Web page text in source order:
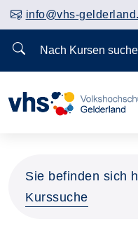
info@vhs-
Nach Kursen
Sie befinden sich
Kurssuche